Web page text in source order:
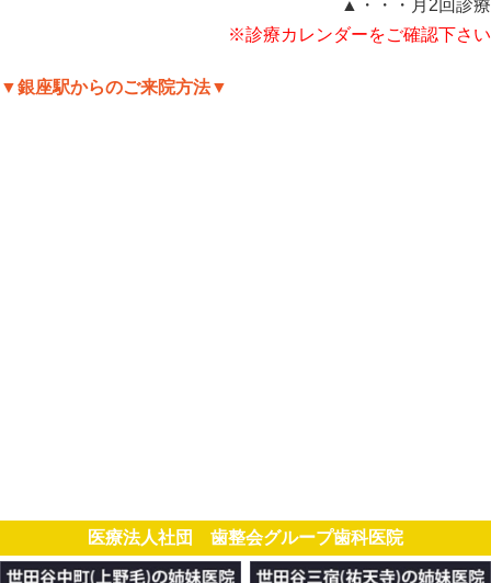
▲・・・月2回診療
※診療カレンダーをご確認下さい
▼銀座駅からのご来院方法▼
医療法人社団 歯整会グループ歯科医院